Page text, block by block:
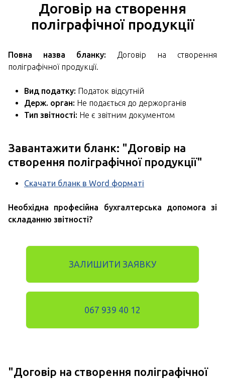
Договір на створення
поліграфічної продукції
Повна назва бланку:
Договір на створення
поліграфічної продукції.
Вид податку: Податок відсутній
Держ. орган: Не подається до держорганів
Тип звітності: Не є звітним документом
Завантажити бланк: "Договір на
створення поліграфічної продукції"
Скачати бланк в Word форматі
Необхідна професійна бухгалтерська допомога зі
складанню звітності?
ЗАЛИШИТИ ЗАЯВКУ
067 939 40 12
"Договір на створення поліграфічної